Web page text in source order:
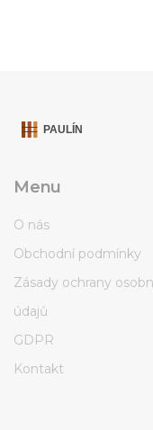
Menu
O nás
Obchodní podmínky
Zásady ochrany
údajů
GDPR
Kontakt